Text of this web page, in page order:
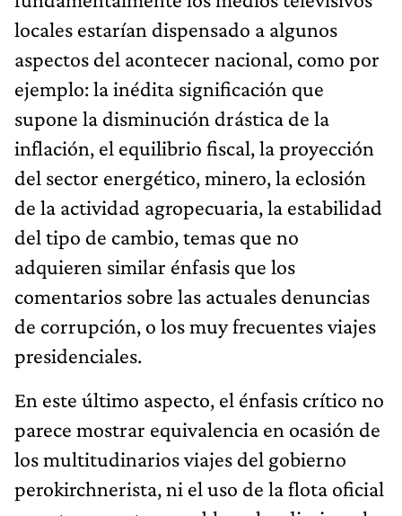
locales estarían dispensado a algunos
aspectos del acontecer nacional, como por
ejemplo: la inédita significación que
supone la disminución drástica de la
inflación, el equilibrio fiscal, la proyección
del sector energético, minero, la eclosión
de la actividad agropecuaria, la estabilidad
del tipo de cambio, temas que no
adquieren similar énfasis que los
comentarios sobre las actuales denuncias
de corrupción, o los muy frecuentes viajes
presidenciales.
En este último aspecto, el énfasis crítico no
parece mostrar equivalencia en ocasión de
los multitudinarios viajes del gobierno
perokirchnerista, ni el uso de la flota oficial